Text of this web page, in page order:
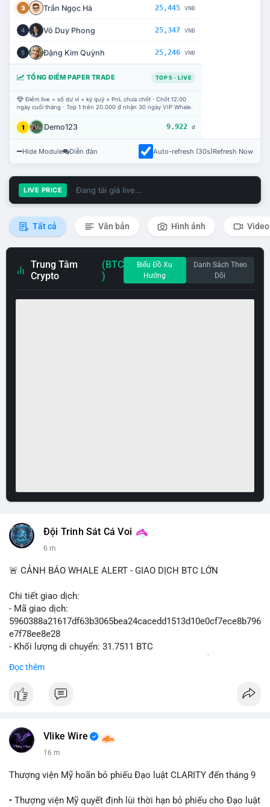
3 Trần Ngọc Hà 25,445 VNĐ
4 Võ Duy Phong 25,347 VNĐ
5 Đặng Kim Quỳnh 25,246 VNĐ
TỔNG ĐIỂM PAPER TRADE TOP 5 · LIVE
Điểm live = số dư ví + ký quỹ + PnL chưa chốt · Chốt 12:00
ngày cuối tháng · Top 1 trên 20.000 đ nhận 30 ngày VIP Whale.
1 Demo123 9.922 đ
Hide Module Diễn đàn Auto-refresh (30s)Refresh Now
LIVE PRICE Đang tải giá live...
Tất cả Văn bản Hình ảnh Video
Trung Tâm
Crypto
(BTC
)
Biểu Đồ Xu
Hướng
Danh Sách Theo
Dõi
Đội Trinh Sát Cá Voi
6 m
🚨 CẢNH BÁO WHALE ALERT - GIAO DỊCH BTC LỚN
Chi tiết giao dịch:
- Mã giao dịch:
5960388a21617df63b3065bea24cacedd1513d10e0cf7ece8b796
e7f78ee8e28
- Khối lượng di chuyển: 31.7511 BTC
USD)
Đọc thêm
Vlike Wire
16 m
Thượng viện Mỹ hoãn bỏ phiếu Đạo luật CLARITY đến tháng 9
• Thượng viện Mỹ quyết định lùi thời hạn bỏ phiếu cho Đạo luật